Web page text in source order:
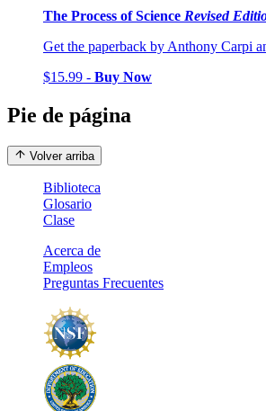
The Process of Science Revised
Get the paperback by Anthony Carpi
$15.99 - Buy Now
Pie de página
Volver arriba
Biblioteca
Glosario
Clase
Acerca de
Empleos
Preguntas Frecuentes